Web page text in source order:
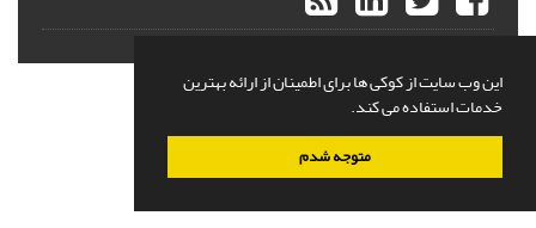
این وب سایت از کوکی ها برای اطمینان از ارائه بهترین
خدمات استفاده می کند.
متوجه شدم